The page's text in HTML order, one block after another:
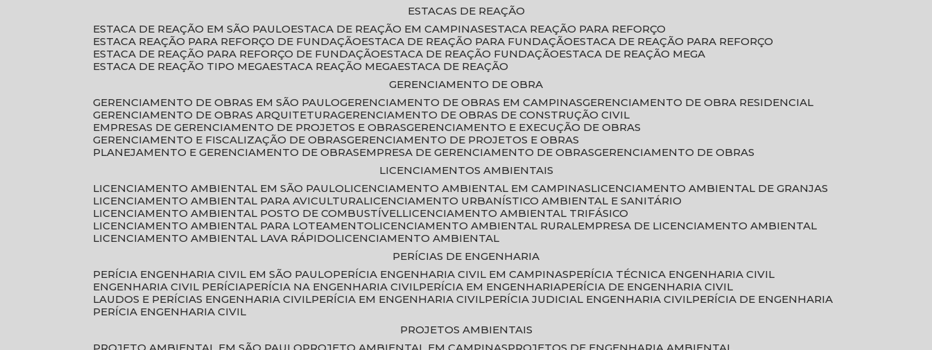
ESTACAS DE REAÇÃO
ESTACA DE REAÇÃO EM SÃO PAULO
ESTACA DE REAÇÃO EM CAMPINAS
ESTACA REAÇÃO PARA REFORÇO
ESTACA REAÇÃO PARA REFORÇO DE FUNDAÇÃO
ESTACA DE REAÇÃO PARA FUNDAÇÃO
ESTACA DE REAÇÃO PARA REFORÇO
ESTACA DE REAÇÃO PARA REFORÇO DE FUNDAÇÃO
ESTACA DE REAÇÃO FUNDAÇÃO
ESTACA DE REAÇÃO MEGA
ESTACA DE REAÇÃO TIPO MEGA ESTACA REAÇÃO MEGA ESTACA DE REAÇÃO
GERENCIAMENTO DE OBRA
GERENCIAMENTO DE OBRAS EM SÃO PAULO
GERENCIAMENTO DE OBRAS EM CAMPINAS
GERENCIAMENTO DE OBRA RESIDENCIAL
GERENCIAMENTO DE OBRAS ARQUITETURA
GERENCIAMENTO DE OBRAS DE CONSTRUÇÃO CIVIL
EMPRESAS DE GERENCIAMENTO DE PROJETOS E OBRAS
GERENCIAMENTO E EXECUÇÃO DE OBRAS
GERENCIAMENTO E FISCALIZAÇÃO DE OBRAS
GERENCIAMENTO DE PROJETOS E OBRAS
PLANEJAMENTO E GERENCIAMENTO DE OBRAS
EMPRESA DE GERENCIAMENTO DE OBRAS
GERENCIAMENTO DE OBRAS
LICENCIAMENTOS AMBIENTAIS
LICENCIAMENTO AMBIENTAL EM SÃO PAULO LICENCIAMENTO AMBIENTAL EM CAMPINAS LICENCIAMENTO AMBIENTAL DE GRANJAS
LICENCIAMENTO AMBIENTAL PARA AVICULTURA LICENCIAMENTO URBANÍSTICO AMBIENTAL E SANITÁRIO
LICENCIAMENTO AMBIENTAL POSTO DE COMBUSTÍVEL LICENCIAMENTO AMBIENTAL TRIFÁSICO
LICENCIAMENTO AMBIENTAL PARA LOTEAMENTO LICENCIAMENTO AMBIENTAL RURAL EMPRESA DE LICENCIAMENTO AMBIENTAL
LICENCIAMENTO AMBIENTAL LAVA RÁPIDO LICENCIAMENTO AMBIENTAL
PERÍCIAS DE ENGENHARIA
PERÍCIA ENGENHARIA CIVIL EM SÃO PAULO
PERÍCIA ENGENHARIA CIVIL EM CAMPINAS
PERÍCIA TÉCNICA ENGENHARIA CIVIL
ENGENHARIA CIVIL PERÍCIA
PERÍCIA NA ENGENHARIA CIVIL PERÍCIA EM ENGENHARIA
PERÍCIA DE ENGENHARIA CIVIL
LAUDOS E PERÍCIAS ENGENHARIA CIVIL
PERÍCIA EM ENGENHARIA CIVIL PERÍCIA JUDICIAL ENGENHARIA CIVIL
PERÍCIA DE ENGENHARIA
PERÍCIA ENGENHARIA CIVIL
PROJETOS AMBIENTAIS